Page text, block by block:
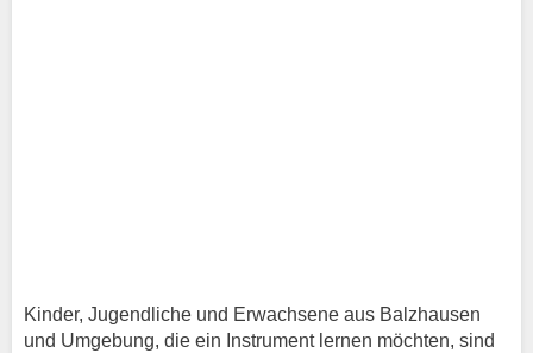
Kinder, Jugendliche und Erwachsene aus Balzhausen
und Umgebung, die ein Instrument lernen möchten, sind